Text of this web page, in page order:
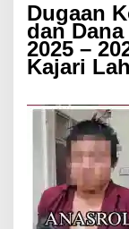
Dugaan
dan
2025 –
Kajari